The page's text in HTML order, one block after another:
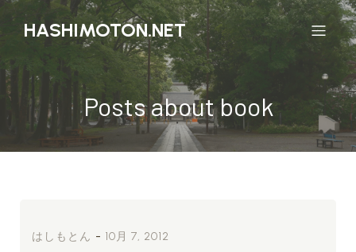
HASHIMOTON.NET
Posts about book
はしもとん - 10月 7, 2012